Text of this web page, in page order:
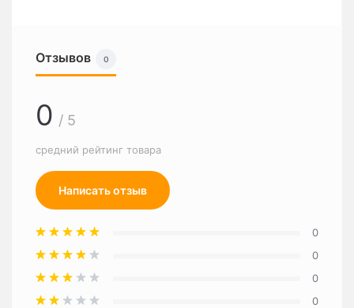
Отзывов 0
0 / 5
средний рейтинг товара
Написать отзыв
0
0
0
0